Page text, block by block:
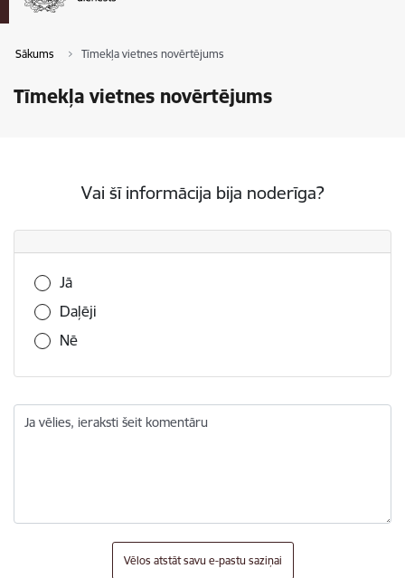
Sākums Tīmekļa vietnes novērtējums
Tīmekļa vietnes novērtējums
Vai šī informācija bija noderīga?
Vai šī informācija bija noderīga?
Jā
Daļēji
Nē
Ja vēlies, ieraksti šeit komentāru
Vēlos atstāt savu e-pastu saziņai